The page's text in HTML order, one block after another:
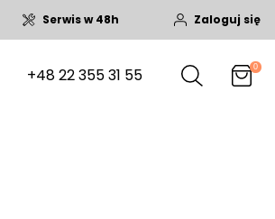
Serwis w 48h Zaloguj się
+48 22 355 31 55 0